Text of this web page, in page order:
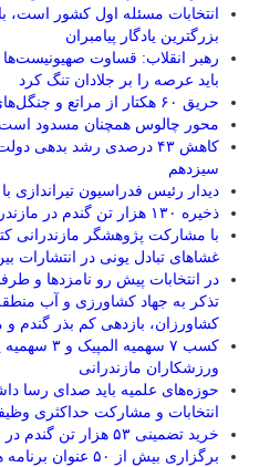
انتخابات مسئله اول کشور است،
بزرگترین یادگار پیامبران
رهبر انقلاب: قساوت
باید عرصه را بر جلادان تنگ کرد
حریق ۶۰ هکتار از مراتع و جنگل‌های مازندران
محور چالوس همچنان مسدود است
کاهش ۴۳ درصدی رشد بدهی
سیزدهم
دیدار رئیس فدراسیون تیراندازی با
ذخیره ۱۳۰ هزار تن گندم در مازندران
با مشارکت پژوهشگر مازندرانی
غشاهای تبادل یونی در انتشارات
در انتخابات پیش رو نامزدها و
تذکر به جهاد کشاورزی و آب
کشاورزان، بازدهی کم بذر گندم
کسب ۷ سهمیه
ورزشکاران مازندرانی
حوزه‌های علمیه باید صدای رسا
انتخابات و مشارکت حداکثری
خرید تضمینی ۵۳ هزار تن گندم در مازندران
برگزاری بیش از ۵۰